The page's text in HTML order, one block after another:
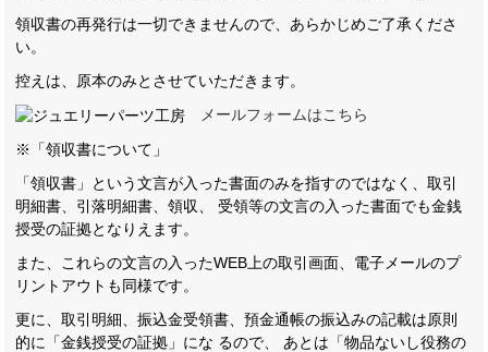
領収書の再発行は一切できませんので、あらかじめご了承くださ
い。
控えは、原本のみとさせていただきます。
メールフォームはこちら
※「領収書について」
「領収書」という文言が入った書面のみを指すのではなく、取引
明細書、引落明細書、領収、 受領等の文言の入った書面でも金銭
授受の証拠となりえます。
また、これらの文言の入ったWEB上の取引画面、電子メールのプ
リントアウトも同様です。
更に、取引明細、振込金受領書、預金通帳の振込みの記載は原則
的に「金銭授受の証拠」にな るので、 あとは「物品ないし役務の